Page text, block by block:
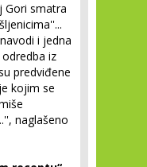
Gori smatra
i jedna
iz
predviđene
kojim se
naglašeno